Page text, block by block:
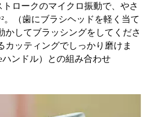
ロークのマイクロ振動で、やさ
。（歯にブラシヘッドを軽く当て
かしてブラッシングをしてくださ
カッティングでしっかり磨けま
ンドル）との組み合わせ